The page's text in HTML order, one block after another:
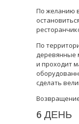
По желанию
По
деревянные
и проходит
сделать
6 ДЕНЬ